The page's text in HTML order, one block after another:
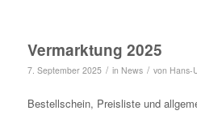
Vermarktung 2025
7. September 2025 / in News / von Hans-
Bestellschein, Preisliste und